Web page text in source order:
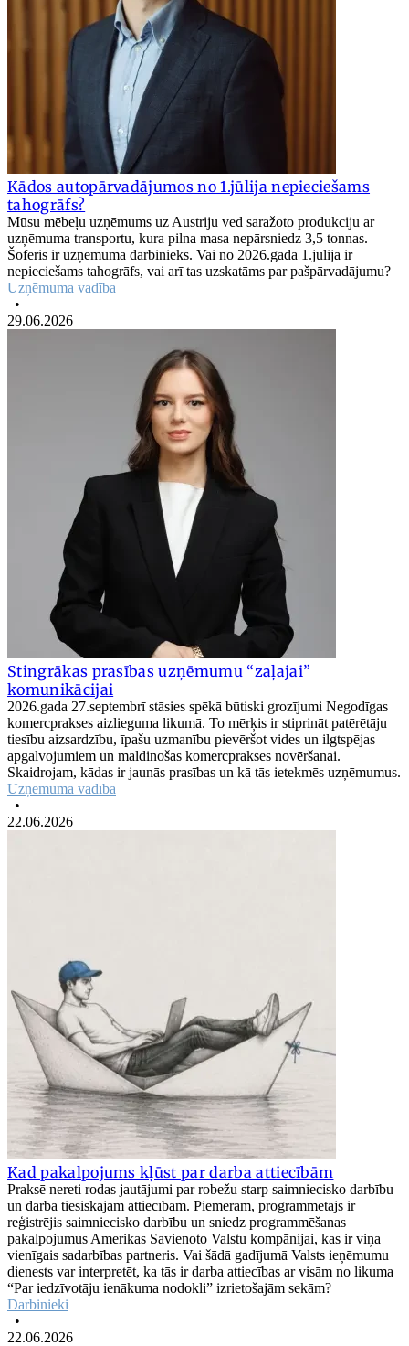
Kādos autopārvadājumos no 1.jūlija nepieciešams
tahogrāfs?
Mūsu mēbeļu uzņēmums uz Austriju ved saražoto produkciju ar
uzņēmuma transportu, kura pilna masa nepārsniedz 3,5 tonnas.
Šoferis ir uzņēmuma darbinieks. Vai no 2026.gada 1.jūlija ir
nepieciešams tahogrāfs, vai arī tas uzskatāms par pašpārvadājumu?
Uzņēmuma vadība
•
29.06.2026
Stingrākas prasības uzņēmumu “zaļajai”
komunikācijai
2026.gada 27.septembrī stāsies spēkā būtiski grozījumi Negodīgas
komercprakses aizlieguma likumā. To mērķis ir stiprināt patērētāju
tiesību aizsardzību, īpašu uzmanību pievēršot vides un ilgtspējas
apgalvojumiem un maldinošas komercprakses novēršanai.
Skaidrojam, kādas ir jaunās prasības un kā tās ietekmēs uzņēmumus.
Uzņēmuma vadība
•
22.06.2026
Kad pakalpojums kļūst par darba attiecībām
Praksē nereti rodas jautājumi par robežu starp saimniecisko darbību
un darba tiesiskajām attiecībām. Piemēram, programmētājs ir
reģistrējis saimniecisko darbību un sniedz programmēšanas
pakalpojumus Amerikas Savienoto Valstu kompānijai, kas ir viņa
vienīgais sadarbības partneris. Vai šādā gadījumā Valsts ieņēmumu
dienests var interpretēt, ka tās ir darba attiecības ar visām no likuma
“Par iedzīvotāju ienākuma nodokli” izrietošajām sekām?
Darbinieki
•
22.06.2026